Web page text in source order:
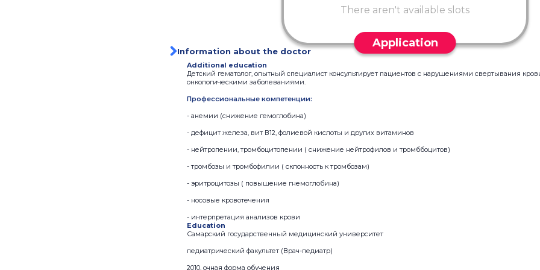
There aren't available slots
Application
Information about the doctor
Additional education
Детский гематолог, опытный специалист консультирует пациентов с нарушениями свертывания
онкологическими заболеваниями.
Профессиональные компетенции:
- анемии (снижение гемоглобина)
- дефицит железа, вит В12, фолиевой кислоты и других витаминов
- нейтропении, тромбоцитопении ( снижение нейтрофилов и тромббоцитов)
- тромбозы и тромбофилии ( склонность к тромбозам)
- эритроцитозы ( повышение гнемоглобина)
- носовые кровотечения
- интерпретация анализов крови
Education
Самарский государственный медицинский университет
педиатрический факультет (Врач-педиатр)
2010, очная форма обучения